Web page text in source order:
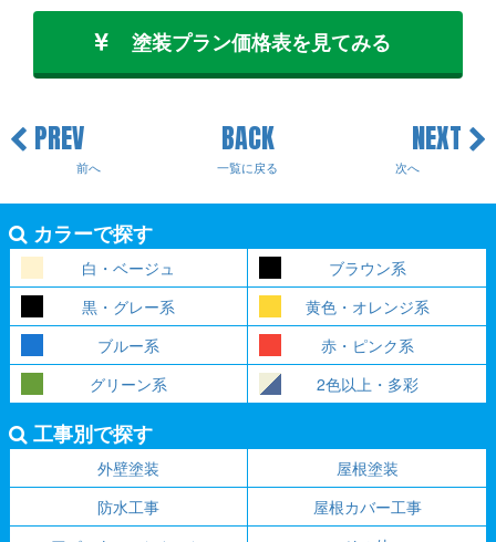
塗装プラン価格表を見てみる
PREV
前へ
BACK
一覧に戻る
NEXT
次へ
カラーで探す
白・ベージュ
ブラウン系
黒・グレー系
黄色・オレンジ系
ブルー系
赤・ピンク系
グリーン系
2色以上・多彩
工事別で探す
外壁塗装
屋根塗装
防水工事
屋根カバー工事